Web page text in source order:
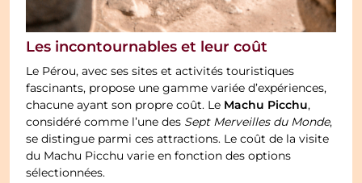
Les incontournables et leur coût
Le Pérou, avec ses sites et activités touristiques
fascinants, propose une gamme variée d’expériences,
chacune ayant son propre coût. Le Machu Picchu,
considéré comme l’une des Sept Merveilles du Monde,
se distingue parmi ces attractions. Le coût de la visite
du Machu Picchu varie en fonction des options
sélectionnées.